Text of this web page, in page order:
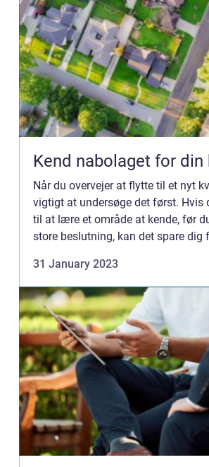
Kend nabolaget for din
Når du overvejer at flytte til et nyt
vigtigt at undersøge det først. Hvis
til at lære et område at kende, før
store beslutning, kan det spare dig
31 January 2023